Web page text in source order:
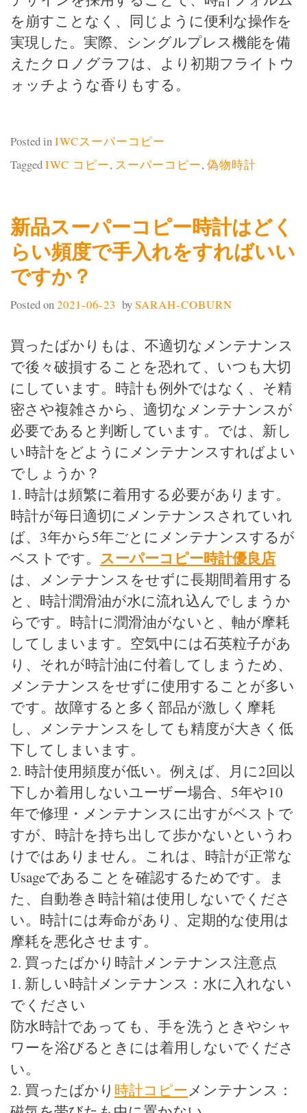
を崩すことなく、同じように便利な操作を
実現した。実際、シングルプレス機能を備
えたクロノグラフは、より初期フライトウ
ォッチような香りもする。
Posted inIWCスーパーコピー
TaggedIWC コピー, スーパーコピー, 偽物時計
新品スーパーコピー時計はどく
らい頻度で手入れをすればいい
ですか？
Posted on2021-06-23 bySARAH-COBURN
買ったばかりもは、不適切なメンテナンス
で後々破損することを恐れて、いつも大切
にしています。時計も例外ではなく、そ精
密さや複雑さから、適切なメンテナンスが
必要であると判断しています。では、新し
い時計をどようにメンテナンスすればよい
でしょうか？
1. 時計は頻繁に着用する必要があります。
時計が毎日適切にメンテナンスされていれ
ば、3年から5年ごとにメンテナンスするが
ベストです。 スーパーコピー時計優良店
は、メンテナンスをせずに長期間着用する
と、時計潤滑油が水に流れ込んでしまうか
らです。時計に潤滑油がないと、軸が摩耗
してしまいます。空気中には石英粒子があ
り、それが時計油に付着してしまうため、
メンテナンスをせずに使用することが多い
です。故障すると多く部品が激しく摩耗
し、メンテナンスをしても精度が大きく低
下してしまいます。
2. 時計使用頻度が低い。例えば、月に2回以
下しか着用しないユーザー場合、5年や10
年で修理・メンテナンスに出すがベストで
すが、時計を持ち出して歩かないというわ
けではありません。これは、時計が正常な
Usageであることを確認するためです。ま
た、自動巻き時計箱は使用しないでくださ
い。時計には寿命があり、定期的な使用は
摩耗を悪化させます。
2. 買ったばかり時計メンテナンス注意点
1. 新しい時計メンテナンス：水に入れない
でください
防水時計であっても、手を洗うときやシャ
ワーを浴びるときには着用しないでくださ
い。
2. 買ったばかり 時計コピー メンテナンス：